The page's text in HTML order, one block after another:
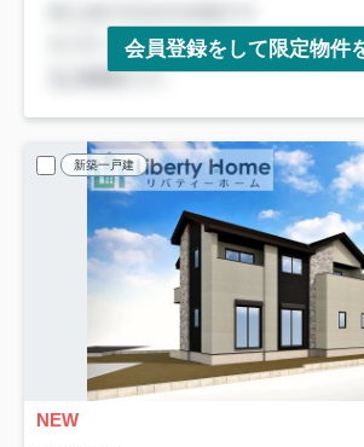
会員登録をして限定物件
新築一戸建
NEW